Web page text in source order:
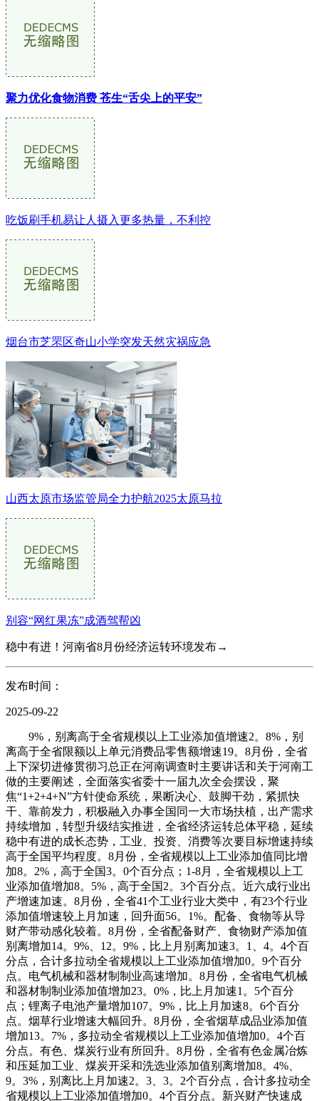
聚力优化食物消费 苍生“舌尖上的平安”
吃饭刷手机易让人摄入更多热量，不利控
烟台市芝罘区奇山小学突发天然灾祸应急
山西太原市场监管局全力护航2025太原马拉
别容“网红果冻”成酒驾帮凶
稳中有进！河南省8月份经济运转环境发布→
发布时间：
2025-09-22
9%，别离高于全省规模以上工业添加值增速2。8%，别
离高于全省限额以上单元消费品零售额增速19。8月份，全省
上下深切进修贯彻习总正在河南调查时主要讲话和关于河南工
做的主要阐述，全面落实省委十一届九次全会摆设，聚
焦“1+2+4+N”方针使命系统，果断决心、鼓脚干劲，紧抓快
干、靠前发力，积极融入办事全国同一大市场扶植，出产需求
持续增加，转型升级结实推进，全省经济运转总体平稳，延续
稳中有进的成长态势，工业、投资、消费等次要目标增速持续
高于全国平均程度。8月份，全省规模以上工业添加值同比增
加8。2%，高于全国3。0个百分点；1-8月，全省规模以上工
业添加值增加8。5%，高于全国2。3个百分点。近六成行业出
产增速加速。8月份，全省41个工业行业大类中，有23个行业
添加值增速较上月加速，回升面56。1%。配备、食物等从导
财产带动感化较着。8月份，全省配备财产、食物财产添加值
别离增加14。9%、12。9%，比上月别离加速3。1、4。4个百
分点，合计多拉动全省规模以上工业添加值增加0。9个百分
点。电气机械和器材制制业高速增加。8月份，全省电气机械
和器材制制业添加值增加23。0%，比上月加速1。5个百分
点；锂离子电池产量增加107。9%，比上月加速8。6个百分
点。烟草行业增速大幅回升。8月份，全省烟草成品业添加值
增加13。7%，多拉动全省规模以上工业添加值增加0。4个百
分点。有色、煤炭行业有所回升。8月份，全省有色金属冶炼
和压延加工业、煤炭开采和洗选业添加值别离增加8。4%、
9。3%，别离比上月加速2。3、3。2个百分点，合计多拉动全
省规模以上工业添加值增加0。4个百分点。新兴财产快速成